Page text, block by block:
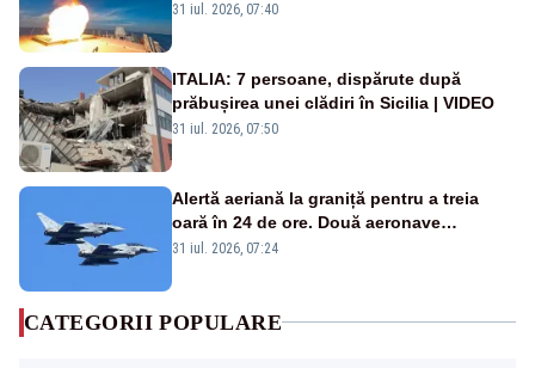
americană, distrusă de o rachetă
31 iul. 2026, 07:40
ITALIA: 7 persoane, dispărute după
prăbușirea unei clădiri în Sicilia | VIDEO
31 iul. 2026, 07:50
Alertă aeriană la graniță pentru a treia
oară în 24 de ore. Două aeronave
Eurofighter britanice au fost ridicate de la
31 iul. 2026, 07:24
CATEGORII POPULARE